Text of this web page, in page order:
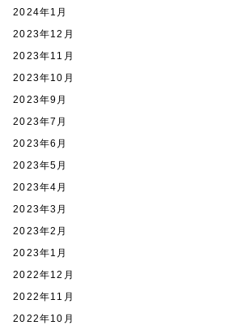
2024年1月
2023年12月
2023年11月
2023年10月
2023年9月
2023年7月
2023年6月
2023年5月
2023年4月
2023年3月
2023年2月
2023年1月
2022年12月
2022年11月
2022年10月